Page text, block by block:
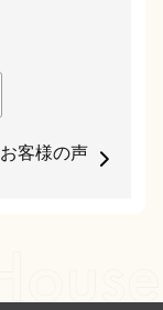
お客様の声